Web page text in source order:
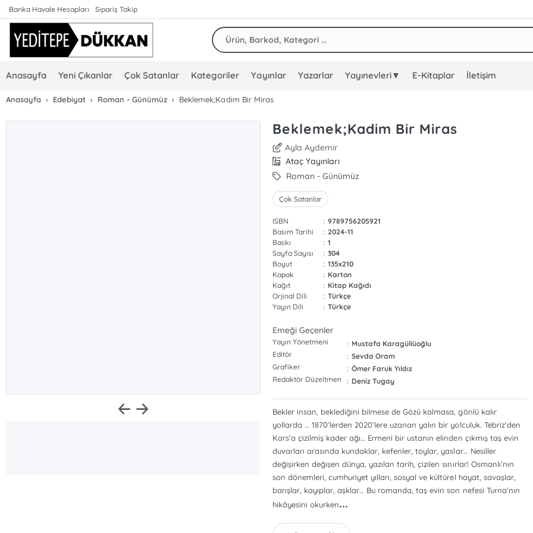
Banka Havale Hesapları Sipariş Takip
Anasayfa Yeni Çıkanlar Çok Satanlar Kategoriler Yayınlar Yazarlar Yayınevleri▼ E-Kitaplar İletişim
Anasayfa Edebiyat Roman - Günümüz Beklemek;Kadim Bir Miras
Beklemek;Kadim Bir Miras
Ayla Aydemir
Ataç Yayınları
Roman - Günümüz
Çok Satanlar
ISBN : 9789756205921
Basım Tarihi
: 2024-11
Baskı
: 1
Sayfa Sayısı
: 304
Boyut
: 135x210
Kapak
: Karton
Kağıt
: Kitap Kağıdı
Orjinal Dili
: Türkçe
Yayın Dili
: Türkçe
Emeği Geçenler
Yayın Yönetmeni : Mustafa Karagüllüoğlu
Editör
: Sevda Oram
Grafiker
: Ömer Faruk Yıldız
Redaktör Düzeltmen
: Deniz Tugay
Bekler insan, beklediğini bilmese de Gözü kalmasa, gönlü kalır
yollarda … 1870’lerden 2020’lere uzanan yalın bir yolculuk. Tebriz’den
Kars’a çizilmiş kader ağı… Ermeni bir ustanın elinden çıkmış taş evin
duvarları arasında kundaklar, kefenler, toylar, yaslar… Nesiller
değişirken değişen dünya, yazılan tarih, çizilen sınırlar! Osmanlı’nın
son dönemleri, cumhuriyet yılları, sosyal ve kültürel hayat, savaşlar,
barışlar, kayıplar, aşklar… Bu romanda, taş evin son nefesi Turna’nın
hikâyesini okurken...